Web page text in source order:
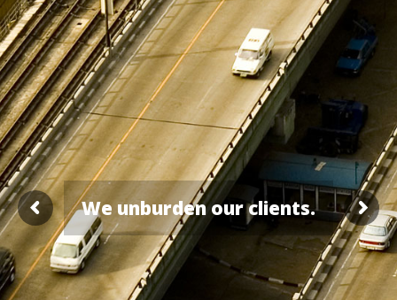
We unburdenourclients.